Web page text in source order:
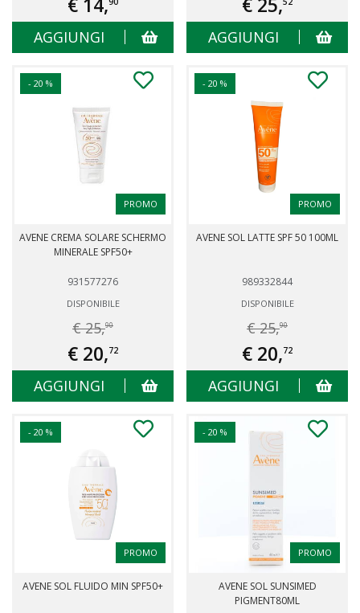
€ 14,90
AGGIUNGI
€ 25,52
AGGIUNGI
- 20 %
PROMO
AVENE CREMA SOLARE SCHERMO
MINERALE SPF50+
931577276
DISPONIBILE
€ 25,90
€ 20,72
AGGIUNGI
- 20 %
PROMO
AVENE SOL LATTE SPF 50 100ML
989332844
DISPONIBILE
€ 25,90
€ 20,72
AGGIUNGI
- 20 %
PROMO
AVENE SOL FLUIDO MIN SPF50+
- 20 %
PROMO
AVENE SOL SUNSIMED
PIGMENT80ML